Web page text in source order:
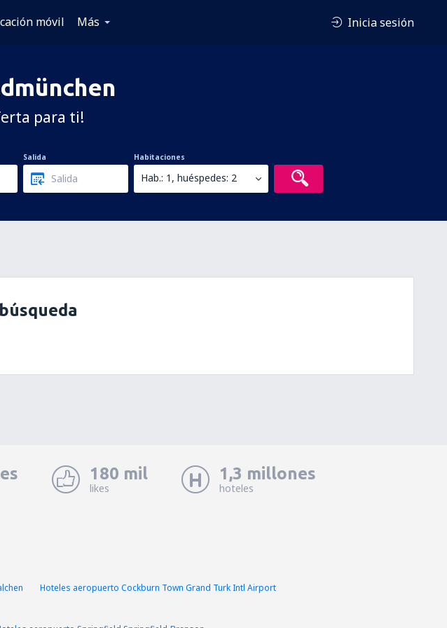
móvil Más Inicia sesión
para ti!
Salida Habitaciones
Hab.: 1, huéspedes: 2
180 mil
likes
1,3 millones
hoteles
Hoteles aeropuerto Cockburn Town Grand Turk Intl Airport